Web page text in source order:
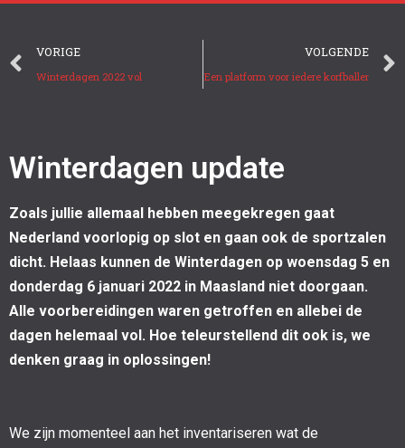
VORIGE
Winterdagen 2022 vol
VOLGENDE
Een platform voor iedere korfballer
Winterdagen update
Zoals jullie allemaal hebben meegekregen gaat
Nederland voorlopig op slot en gaan ook de sportzalen
dicht. Helaas kunnen de Winterdagen op woensdag 5 en
donderdag 6 januari 2022 in Maasland niet doorgaan.
Alle voorbereidingen waren getroffen en allebei de
dagen helemaal vol. Hoe teleurstellend dit ook is, we
denken graag in oplossingen!
We zijn momenteel aan het inventariseren wat de